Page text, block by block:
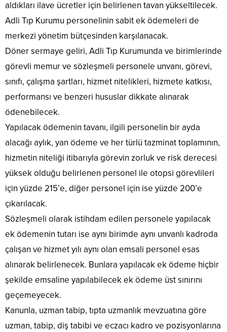
aldıkları ilave ücretler için belirlenen tavan yükseltilecek.
Adli Tıp Kurumu personelinin sabit ek ödemeleri de
merkezi yönetim bütçesinden karşılanacak.
Döner sermaye geliri, Adli Tıp Kurumunda ve birimlerinde
görevli memur ve sözleşmeli personele unvanı, görevi,
sınıfı, çalışma şartları, hizmet nitelikleri, hizmete katkısı,
performansı ve benzeri hususlar dikkate alınarak
ödenebilecek.
Yapılacak ödemenin tavanı, ilgili personelin bir ayda
alacağı aylık, yan ödeme ve her türlü tazminat toplamının,
hizmetin niteliği itibarıyla görevin zorluk ve risk derecesi
yüksek olduğu belirlenen personel ile otopsi görevlileri
için yüzde 215’e, diğer personel için ise yüzde 200’e
çıkarılacak.
Sözleşmeli olarak istihdam edilen personele yapılacak
ek ödemenin tutarı ise aynı birimde aynı unvanlı kadroda
çalışan ve hizmet yılı aynı olan emsali personel esas
alınarak belirlenecek. Bunlara yapılacak ek ödeme hiçbir
şekilde emsaline yapılabilecek ek ödeme üst sınırını
geçemeyecek.
Kanunla, uzman tabip, tıpta uzmanlık mevzuatına göre
uzman, tabip, diş tabibi ve eczacı kadro ve pozisyonlarına